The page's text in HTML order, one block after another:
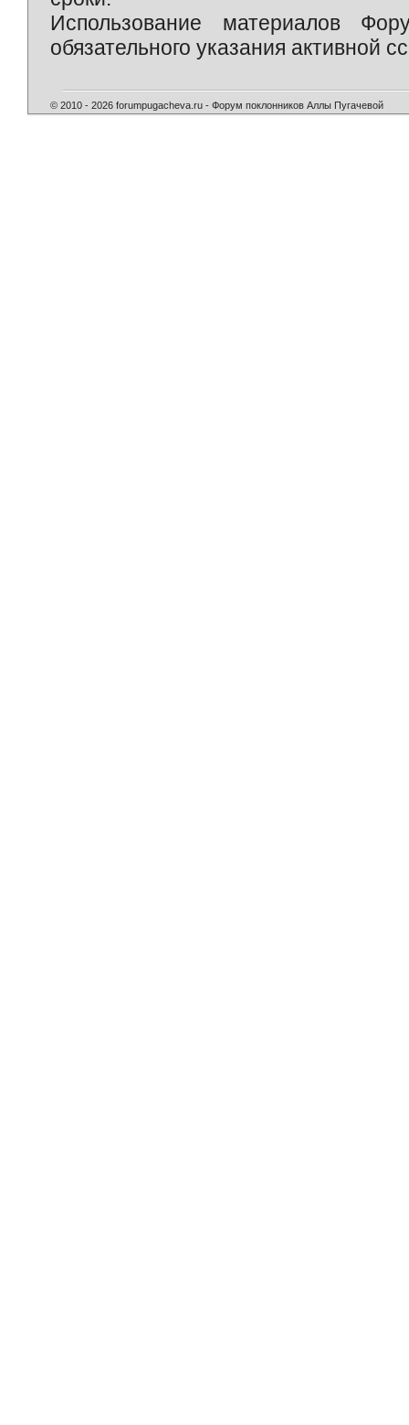
Использование материалов
обязательного указания активной
© 2010 - 2026 forumpugacheva.ru - Форум поклонников Аллы Пугачевой